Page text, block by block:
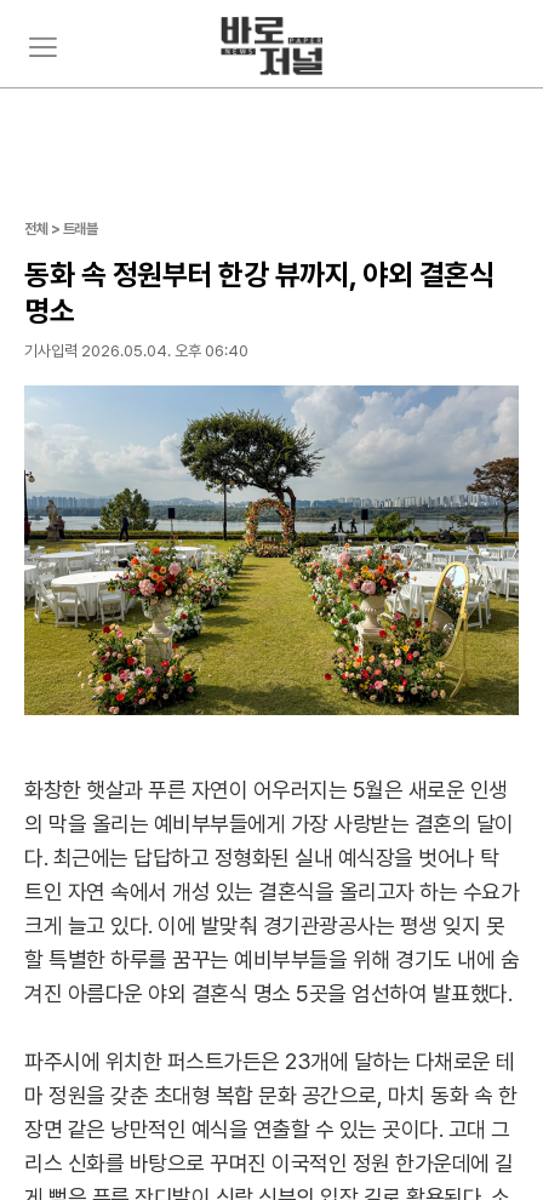
주
펼
치
기
전체 > 트래블
동화 속 정원부터 한강 뷰까지, 야외 결혼식
명소
기사입력 2026.05.04. 오후 06:40
화창한 햇살과 푸른 자연이 어우러지는 5월은 새로운 인생
의 막을 올리는 예비부부들에게 가장 사랑받는 결혼의 달이
다. 최근에는 답답하고 정형화된 실내 예식장을 벗어나 탁
트인 자연 속에서 개성 있는 결혼식을 올리고자 하는 수요가
크게 늘고 있다. 이에 발맞춰 경기관광공사는 평생 잊지 못
할 특별한 하루를 꿈꾸는 예비부부들을 위해 경기도 내에 숨
겨진 아름다운 야외 결혼식 명소 5곳을 엄선하여 발표했다.
파주시에 위치한 퍼스트가든은 23개에 달하는 다채로운 테
마 정원을 갖춘 초대형 복합 문화 공간으로, 마치 동화 속 한
장면 같은 낭만적인 예식을 연출할 수 있는 곳이다. 고대 그
리스 신화를 바탕으로 꾸며진 이국적인 정원 한가운데에 길